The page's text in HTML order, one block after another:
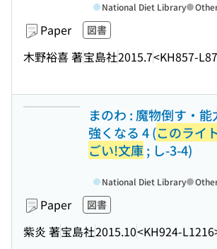
Paper 図書
木野裕喜 著宝島社2015.7<KH857-
National Diet Library
まのわ : 魔物倒す・
強くなる 4 (このライ
ごい!文庫; し-3-4)
Paper 図書
紫炎 著宝島社2015.10<KH924-
National Diet Library